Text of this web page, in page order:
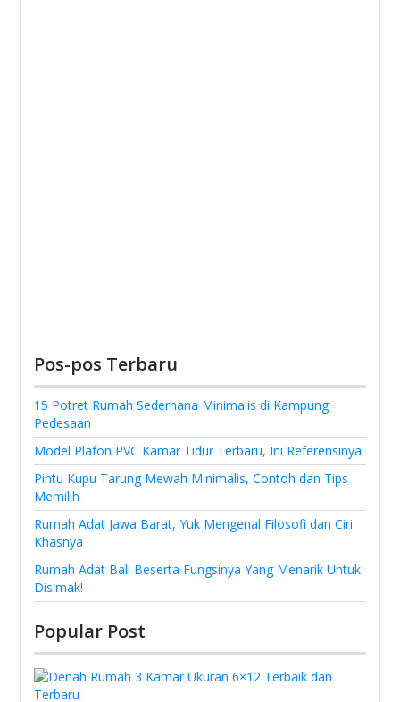
Pos-pos Terbaru
15 Potret Rumah Sederhana Minimalis di Kampung
Pedesaan
Model Plafon PVC Kamar Tidur Terbaru, Ini Referensinya
Pintu Kupu Tarung Mewah Minimalis, Contoh dan Tips
Memilih
Rumah Adat Jawa Barat, Yuk Mengenal Filosofi dan Ciri
Khasnya
Rumah Adat Bali Beserta Fungsinya Yang Menarik Untuk
Disimak!
Popular Post